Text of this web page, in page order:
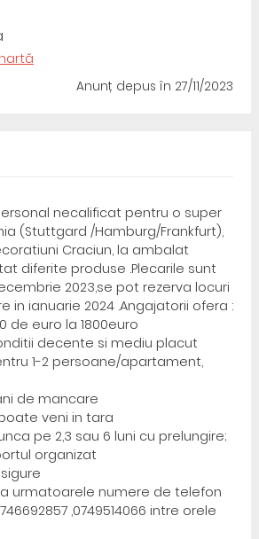
Anunț depusîn 27/11/2023
necalificat pentru o super
(Stuttgard /Hamburg/Frankfurt),
Craciun, la ambalat
diferite produse .Plecarile sunt
2023,se pot rezerva locuri
in ianuarie 2024 .Angajatorii ofera :
de euro la 1800euro
decente si mediu placut
1-2 persoane/apartament,
de mancare
veni in tara
pe 2,3 sau 6 luni cu prelungire;
organizat
urmatoarele numere de telefon
,0749514066 intre orele